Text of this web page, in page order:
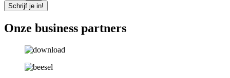
Schrijf je in!
Onze business partners